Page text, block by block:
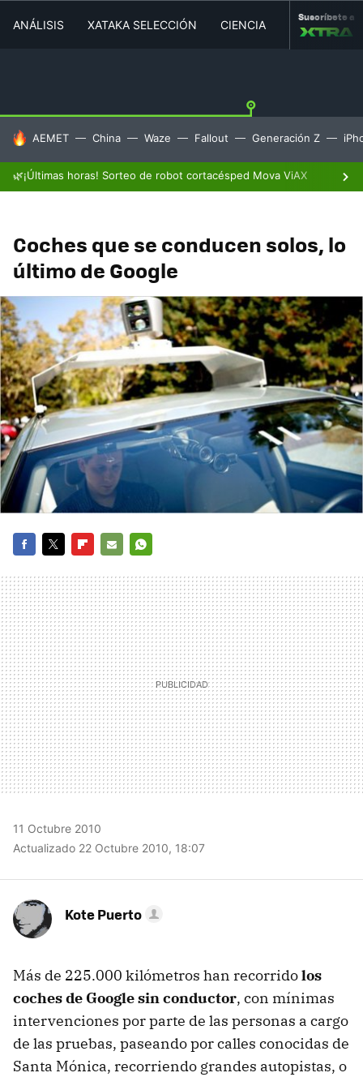
ANÁLISIS XATAKA SELECCIÓN CIENCIA MOVILIDAD
Suscríbete a
HOY SE HABLA DE
AEMET China Waze Fallout Generación Z
🌿¡Últimas horas! Sorteo de robot cortacésped Mova ViAX
Coches que se conducen solos, lo
último de Google
MAIL
11 Octubre 2010
Actualizado 22 Octubre 2010, 18:07
Kote Puerto
Más de 225.000 kilómetros han recorridolos
coches de Google sin conductor, con mínimas
intervenciones por parte de las personas a cargo
de las pruebas, paseando por calles conocidas de
Santa Mónica, recorriendo grandes autopistas, o